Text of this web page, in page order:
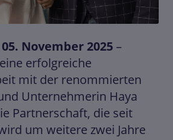
November 2025 –
erfolgreiche
mit der renommierten
Unternehmerin Haya
Partnerschaft, die seit
um weitere zwei Jahre